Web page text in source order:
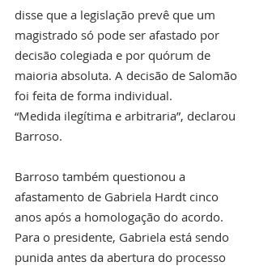
disse que a legislação prevê que um
magistrado só pode ser afastado por
decisão colegiada e por quórum de
maioria absoluta. A decisão de Salomão
foi feita de forma individual.
“Medida ilegítima e arbitraria”, declarou
Barroso.
Barroso também questionou a
afastamento de Gabriela Hardt cinco
anos após a homologação do acordo.
Para o presidente, Gabriela está sendo
punida antes da abertura do processo